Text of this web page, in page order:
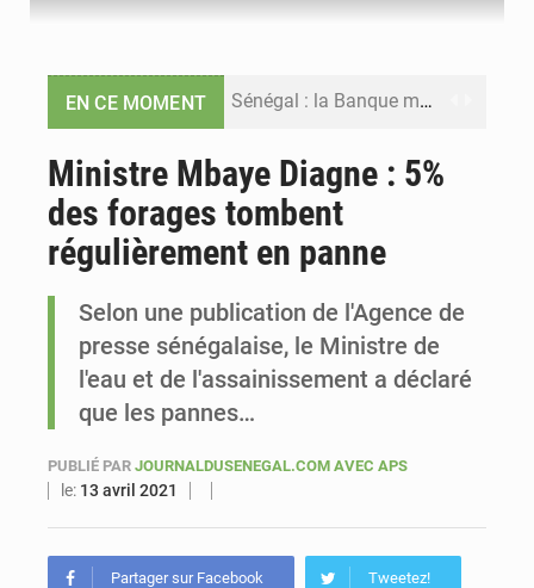
EN CE MOMENT Sénégal : la Banque mondiale annonce un financement de 340 milliards FCFA pour soutenir les priorités de la Vision Sénégal 2050
Sénégal : Ousmane Diagne prêtera serment le 11 août comme président du Conseil constitutionnel
Ministre Mbaye Diagne : 5%
des forages tombent
régulièrement en panne
Selon une publication de l'Agence de
presse sénégalaise, le Ministre de
l'eau et de l'assainissement a déclaré
que les pannes…
PUBLIÉ PAR JOURNALDUSENEGAL.COM AVEC APS
le: 13 avril 2021
Partager sur Facebook Tweetez!